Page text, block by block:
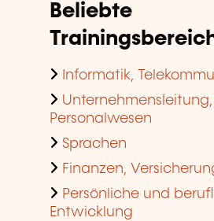
Beliebte
Informatik,
Unternehmensleitung,
Personalwesen
Sprachen
Finanzen,
Persönliche und
Entwicklung